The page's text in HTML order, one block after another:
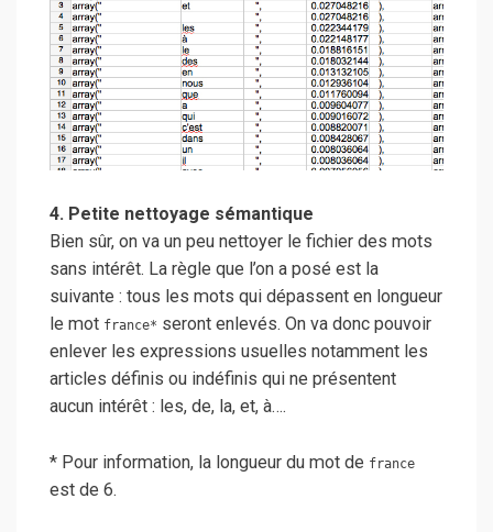
4. Petite nettoyage sémantique
Bien sûr, on va un peu nettoyer le fichier des mots
sans intérêt. La règle que l’on a posé est la
suivante : tous les mots qui dépassent en longueur
le mot france* seront enlevés. On va donc pouvoir
enlever les expressions usuelles notamment les
articles définis ou indéfinis qui ne présentent
aucun intérêt : les, de, la, et, à….
* Pour information, la longueur du mot de france
est de 6.